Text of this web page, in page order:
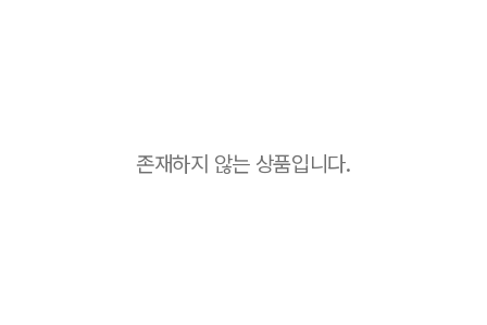
존재하지 않는 상품입니다.